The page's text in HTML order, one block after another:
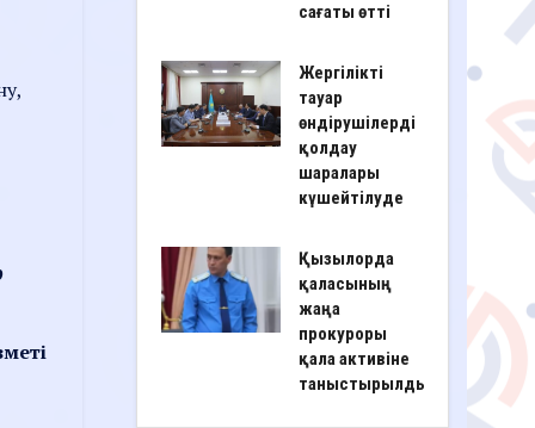
сағаты өтті
Жергілікті
тауар
өндірушілерді
қолдау
шаралары
күшейтілуде
Қызылорда
қаласының
жаңа
прокуроры
қала активіне
таныстырылды